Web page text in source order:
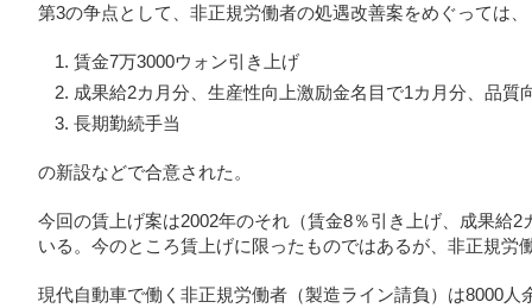
第3の争点として、非正規労働者の処遇改善案をめぐっては、
賃金7万3000ウォン引き上げ
成果給2カ月分、生産性向上激励金名目で1カ月分、品質
長期勤続手当
の新設などで合意された。
今回の賃上げ案は2002年のそれ（賃金8％引き上げ、成果給
いる。今のところ賃上げに限ったものではあるが、非正規労
現代自動車で働く非正規労働者（製造ライン請負）は8000人